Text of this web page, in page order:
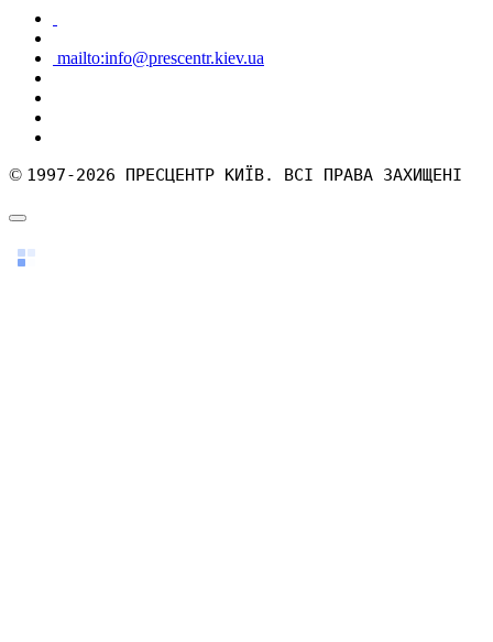
mailto:info@prescentr.kiev.ua
© 1997-2026 ПРЕСЦЕНТР КИЇВ. ВСІ ПРАВА ЗАХИЩЕНІ